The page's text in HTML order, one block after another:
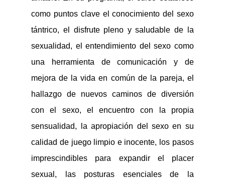
como puntos clave el conocimiento del sexo
tántrico, el disfrute pleno y saludable de la
sexualidad, el entendimiento del sexo como
una herramienta de comunicación y de
mejora de la vida en común de la pareja, el
hallazgo de nuevos caminos de diversión
con el sexo, el encuentro con la propia
sensualidad, la apropiación del sexo en su
calidad de juego limpio e inocente, los pasos
imprescindibles para expandir el placer
sexual, las posturas esenciales de la